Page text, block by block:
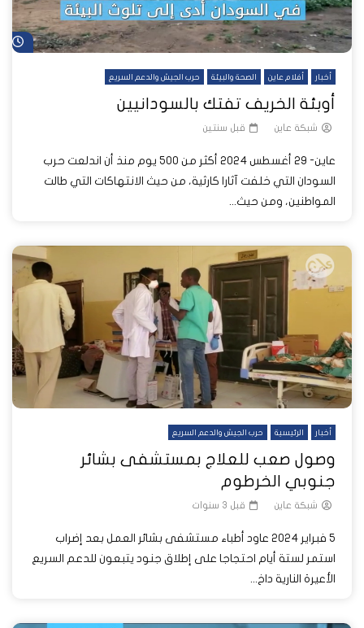
أخبار أفلام عاين الصحة والبيئة حرب الجيش والدعم السريع
أوبئة الخريف تفتك بالسودانيين
شبكة عاين قبل سنتين
عاين- 29 أغسطس 2024 أكثر من 500 يوم منذ أن اندلعت حرب
السودان التي خلفت آثارا كارثية، من حيث الانتهاكات التي طالت
المواطنين، ومن حيث...
أخبار الرئيسية حرب الجيش والدعم السريع
وصول صعب للعلاج بمستشفى بشائر
جنوبي الخرطوم
شبكة عاين قبل 3 سنوات
5 فبراير 2024 عاود أطباء مستشفى بشائر العمل بعد إضراب
استمر لستة أيام احتجاجا على إطلاق جنود يتبعون للدعم السريع
الأعيرة النارية داخ...